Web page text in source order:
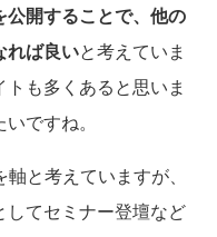
開することで、他の
れば良いと考えていま
も多くあると思いま
ですね。
と考えていますが、
してセミナー登壇など